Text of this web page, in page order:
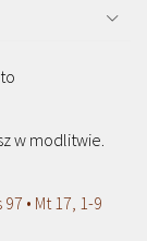
w modlitwie.
• Mt 17, 1-9